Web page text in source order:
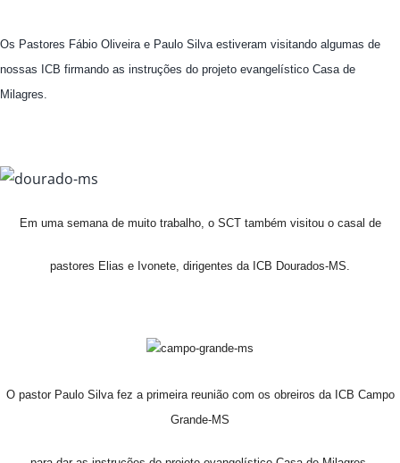
Os Pastores Fábio Oliveira e Paulo Silva estiveram visitando algumas de
nossas ICB firmando as instruções do projeto evangelístico Casa de
Milagres
Em uma semana de muito trabalho, o SCT também visitou o casal de
pastores Elias e Ivonete, dirigentes da ICB Dourados-MS.
O pastor Paulo Silva fez a primeira reunião com os obreiros da ICB Campo
Grande-MS